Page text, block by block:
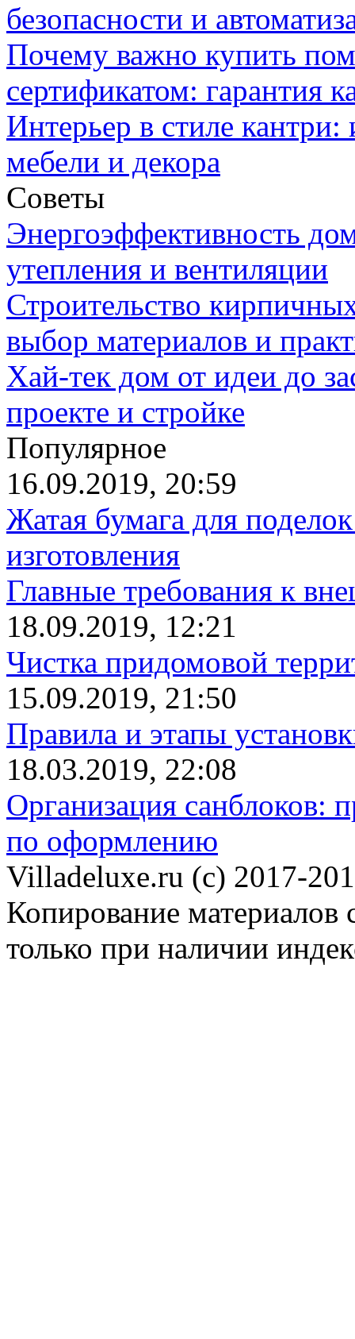
безопасности и
Почему важно купить
сертификатом: гарантия
Интерьер в стиле
мебели и декора
Советы
Энергоэффективность
утепления и вентиляции
Строительство
выбор материалов и
Хай-тек дом от идеи до
проекте и стройке
Популярное
16.09.2019, 20:59
Жатая бумага для
изготовления
Главные требования к
18.09.2019, 12:21
Чистка придомовой
15.09.2019, 21:50
Правила и этапы
18.03.2019, 22:08
Организация санблоков:
по оформлению
Villadeluxe.ru (c) 2017-
Копирование материалов
только при наличии